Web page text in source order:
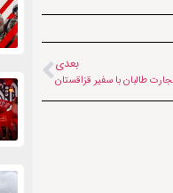
بعدی
طالبان با سفیر قزاقستان